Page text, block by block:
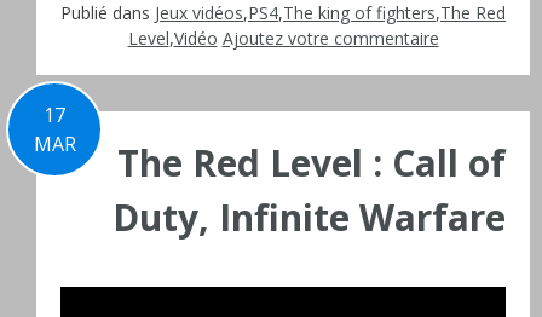
Publié dans Jeux vidéos,PS4,The king of fighters,The Red
Level,Vidéo Ajoutez votre commentaire
17
MAR
The Red Level : Call of
Duty, Infinite Warfare